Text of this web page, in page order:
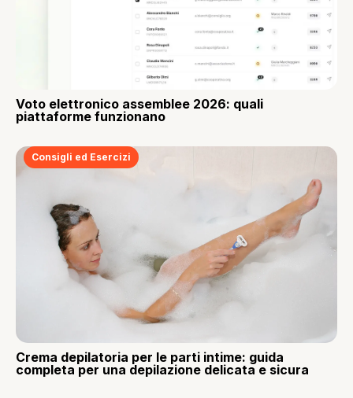
Voto elettronico assemblee 2026: quali
piattaforme funzionano
Consigli ed Esercizi
Crema depilatoria per le parti intime: guida
completa per una depilazione delicata e sicura